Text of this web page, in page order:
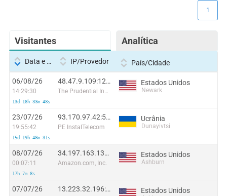
Visitantes Analítica
1
Data e hora IP/Provedor País/Cidade
06/08/26
14:29:30
13d 18h 33m 48s
48.47.9.109:12170
The Prudential Insurance Company of America
Estados Unidos
Newark
23/07/26
19:55:42
15d 19h 48m 31s
93.170.97.42:59400
PE InstalTelecom
Ucrânia
Dunayivtsi
08/07/26
00:07:11
17h 7m 8s
34.197.163.139:31327
Amazon.com, Inc.
Estados Unidos
Ashburn
07/07/26 13.223.32.196:62607 Estados Unidos